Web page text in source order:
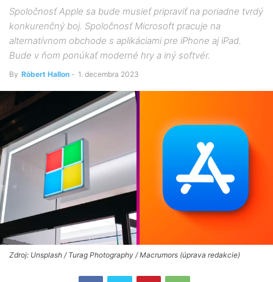
Spoločnosť Apple sa bude musieť pripraviť na poriadne tvrdý
konkurenčný boj. Spoločnosť Microsoft pracuje na
alternatívnom obchode s aplikáciami pre iPhone aj iPad.
Bude v ňom ponúkať moderné hry a iný softvér.
By Róbert Hallon - 1. decembra 2023
Zdroj: Unsplash / Turag Photography / Macrumors (úprava redakcie)